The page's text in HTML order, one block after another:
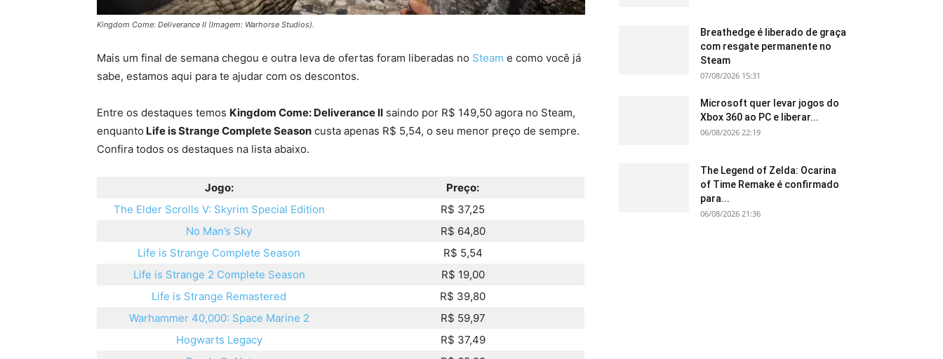
Kingdom Come: Deliverance II (Imagem: Warhorse Studios).
Mais um final de semana chegou e outra leva de ofertas foram liberadas no Steam e como você já
sabe, estamos aqui para te ajudar com os descontos.
Entre os destaques temos Kingdom Come: Deliverance II saindo por R$ 149,50 agora no Steam,
enquanto Life is Strange Complete Season custa apenas R$ 5,54, o seu menor preço de sempre.
Confira todos os destaques na lista abaixo.
Jogo:
Preço:
The Elder Scrolls V: Skyrim Special Edition
R$ 37,25
No Man’s Sky
R$ 64,80
Life is Strange Complete Season
R$ 5,54
Life is Strange 2 Complete Season
R$ 19,00
Life is Strange Remastered
R$ 39,80
Warhammer 40,000: Space Marine 2
R$ 59,97
Hogwarts Legacy
R$ 37,49
Breathedge é liberado de graça
com resgate permanente no
Steam
07/08/2026 15:31
Microsoft quer levar jogos do
Xbox 360 ao PC e liberar...
06/08/2026 22:19
The Legend of Zelda: Ocarina
of Time Remake é confirmado
para...
06/08/2026 21:36